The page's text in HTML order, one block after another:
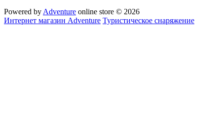
Powered by Adventure online store © 2026
Интернет магазин Adventure Туристическое снаряжение